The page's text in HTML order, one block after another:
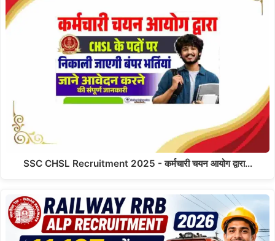
SSC CHSL Recruitment 2025 - कर्मचारी चयन आयोग द्वारा…